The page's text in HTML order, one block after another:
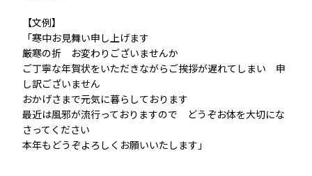
【文例】
「寒中お見舞い申し上げます
厳寒の折 お変わりございませんか
ご丁寧な年賀状をいただきながらご挨拶が遅れてしまい 申
し訳ございません
おかげさまで元気に暮らしております
最近は風邪が流行っておりますので どうぞお体を大切にな
さってください
本年もどうぞよろしくお願いいたします」